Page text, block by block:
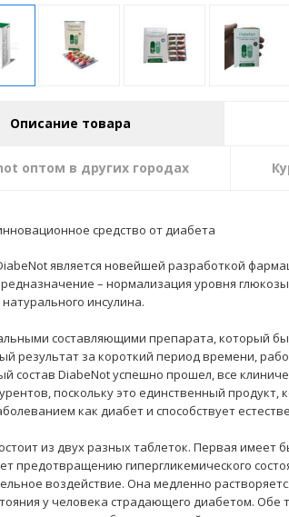
Описание товара
оптом в других городах
средство от диабета
является новейшей разработкой
– нормализация уровня
инсулина.
составляющими препарата, который
результат за короткий период времени,
состав DiabeNot успешно прошел, все
поскольку это единственный продукт,
как диабет и способствует
из двух разных таблеток. Первая имеет
предотвращению гипергликемического
воздействие. Она медленно
у человека страдающего диабетом. Обе